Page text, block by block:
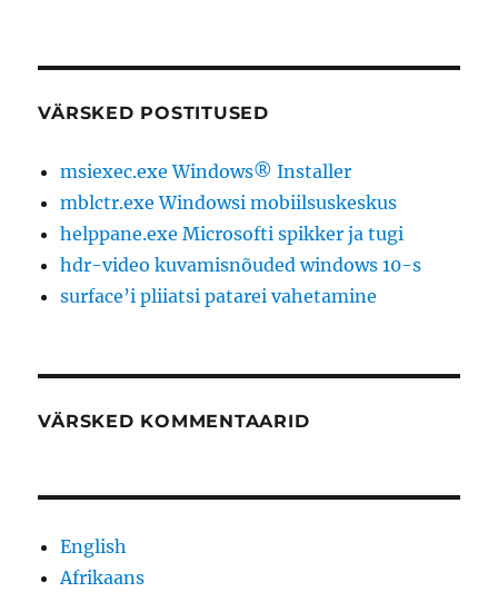
VÄRSKED POSTITUSED
msiexec.exe Windows® Installer
mblctr.exe Windowsi mobiilsuskeskus
helppane.exe Microsofti spikker ja tugi
hdr-video kuvamisnõuded windows 10-s
surface’i pliiatsi patarei vahetamine
VÄRSKED KOMMENTAARID
English
Afrikaans